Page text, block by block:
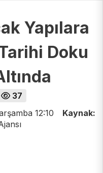
Yapılara
Doku
37
12:10
Kaynak: